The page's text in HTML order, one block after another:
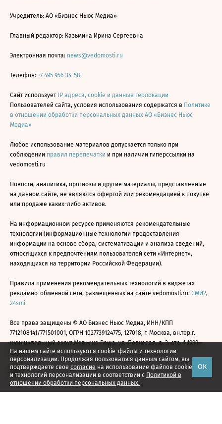
На нашем сайте используются cookie-файлы и технологии
персонализации. Продолжая пользоваться данным сайтом, вы
подтверждаете свое согласие на использование файлов cookie
и технологий персонализации в соответствии с Политикой в
отношении обработки персональных данных.
ОК
Учредитель: АО «Бизнес Ньюс Медиа»
Главный редактор: Казьмина Ирина Сергеевна
Электронная почта: news@vedomosti.ru
Телефон: +7 495 956-34-58
Сайт использует IP адреса, cookie и данные геолокации
Пользователей сайта, условия использования содержатся в Политике
в отношении обработки персональных данных АО «Бизнес Ньюс
Медиа»
Любое использование материалов допускается только при
соблюдении правил перепечатки и при наличии гиперссылки на
vedomosti.ru
Новости, аналитика, прогнозы и другие материалы, представленные
на данном сайте, не являются офертой или рекомендацией к покупке
или продаже каких-либо активов.
На информационном ресурсе применяются рекомендательные
технологии (информационные технологии предоставления
информации на основе сбора, систематизации и анализа сведений,
относящихся к предпочтениям пользователей сети «Интернет»,
находящихся на территории Российской Федерации).
Правила применения рекомендательных технологий в виджетах
рекламно-обменной сети, размещенных на сайте vedomosti.ru: СМИ2,
24smi
Все права защищены © АО Бизнес Ньюс Медиа, ИНН/КПП
7712108141/771501001, ОГРН 1027739124775, 127018, г. Москва, вн.тер.г.
муниципальный округ Марьина Роща, ул. Полковая, д. 3, стр. 1 1999—
2026